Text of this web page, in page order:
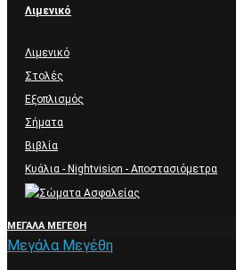
Λιμενικό
Λιμενικό
Στολές
Εξοπλισμός
Σήματα
Βιβλία
Κυάλια - Nightvision - Αποστασιόμετρα
ΜΕΓΆΛΑ ΜΕΓΈΘΗ
Μεγάλα Μεγέθη